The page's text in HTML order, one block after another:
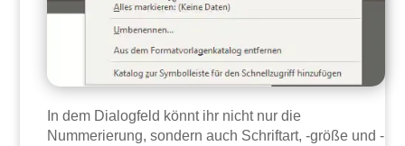
In dem Dialogfeld könnt ihr nicht nur die
Nummerierung, sondern auch Schriftart, -größe und -